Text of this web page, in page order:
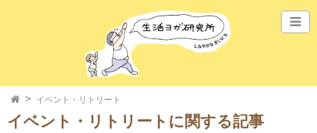
イベント・リトリート
イベント・リトリートに関する記事